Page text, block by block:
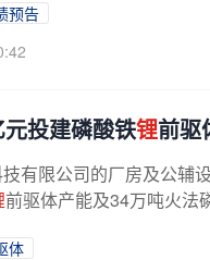
预告
投建磷酸铁锂前驱
有限公司的厂房及公辅
前驱体产能及34万吨火法
体